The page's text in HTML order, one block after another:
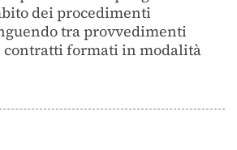
dei procedimenti
tra provvedimenti
formati in modalità